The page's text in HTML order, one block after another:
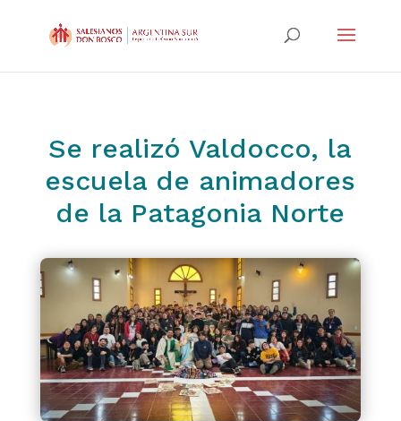
Se realizó Valdocco, la
escuela de animadores
de la Patagonia Norte